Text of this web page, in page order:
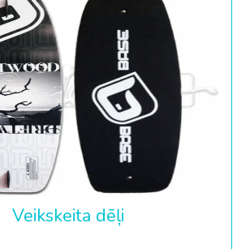
Veikskeita dēļi